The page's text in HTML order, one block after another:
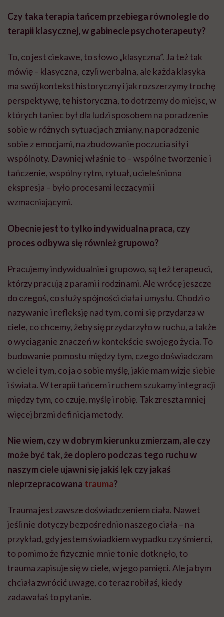
Czy taka terapia tańcem przebiega równolegle do
terapii klasycznej, w gabinecie psychoterapeuty?
To, co jest ciekawe, to słowo „klasyczna”. Ja też tak
mówię – klasyczna, czyli werbalna, ale każda klasyka
ma swój kontekst historyczny i jak rozszerzymy trochę
perspektywę, tę historyczną, to dotrzemy do miejsc, w
których taniec był dla ludzi sposobem na poradzenie
sobie w różnych sytuacjach zmiany, na poradzenie
sobie z emocjami, na zbudowanie poczucia siły i
wspólnoty. Dawniej właśnie to – wspólne tworzenie i
tańczenie, wspólny rytm, rytuał, ucieleśniona
ekspresja – było procesami leczącymi i
wzmacniającymi.
Obecnie jest to tylko indywidualna praca, czy
proces odbywa się również grupowo?
Pracujemy indywidualnie i grupowo, są też terapeuci,
którzy pracują z parami i rodzinami.Alewrócę jeszcze
do czegoś, co służy spójności ciała i umysłu. Chodzi o
nazywanie i refleksję nad tym, co mi się przydarza w
ciele, co chcemy, żeby się przydarzyło w ruchu, a także
o wyciąganie znaczeń w kontekście swojego życia. To
budowanie pomostu między tym, czego doświadczam
w ciele i tym, co ja o sobie myślę, jakie mam wizje siebie
i świata. W terapii tańcem i ruchem szukamy integracji
między tym, co czuję, myślę i robię. Tak zresztą mniej
więcej brzmi definicja metody.
Nie wiem, czy w dobrym kierunku zmierzam, ale czy
może być tak, że dopiero podczas tego ruchu w
naszym ciele ujawni się jakiś lęk czy jakaś
nieprzepracowana trauma?
Trauma jest zawsze doświadczeniem ciała. Nawet
jeśli nie dotyczy bezpośrednio naszego ciała – na
przykład, gdy jestem świadkiem wypadku czy śmierci,
to pomimo że fizycznie mnie to nie dotknęło, to
trauma zapisuje się w ciele, w jego pamięci.Aleja bym
chciała zwrócić uwagę, co teraz robiłaś, kiedy
zadawałaś to pytanie.